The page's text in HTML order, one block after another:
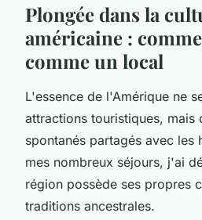
Plongée dans la
américaine :
comme un local
L'essence de l'Amérique ne
attractions touristiques, mais
spontanés partagés avec les
mes nombreux séjours, j'ai
région possède ses propres
traditions ancestrales.